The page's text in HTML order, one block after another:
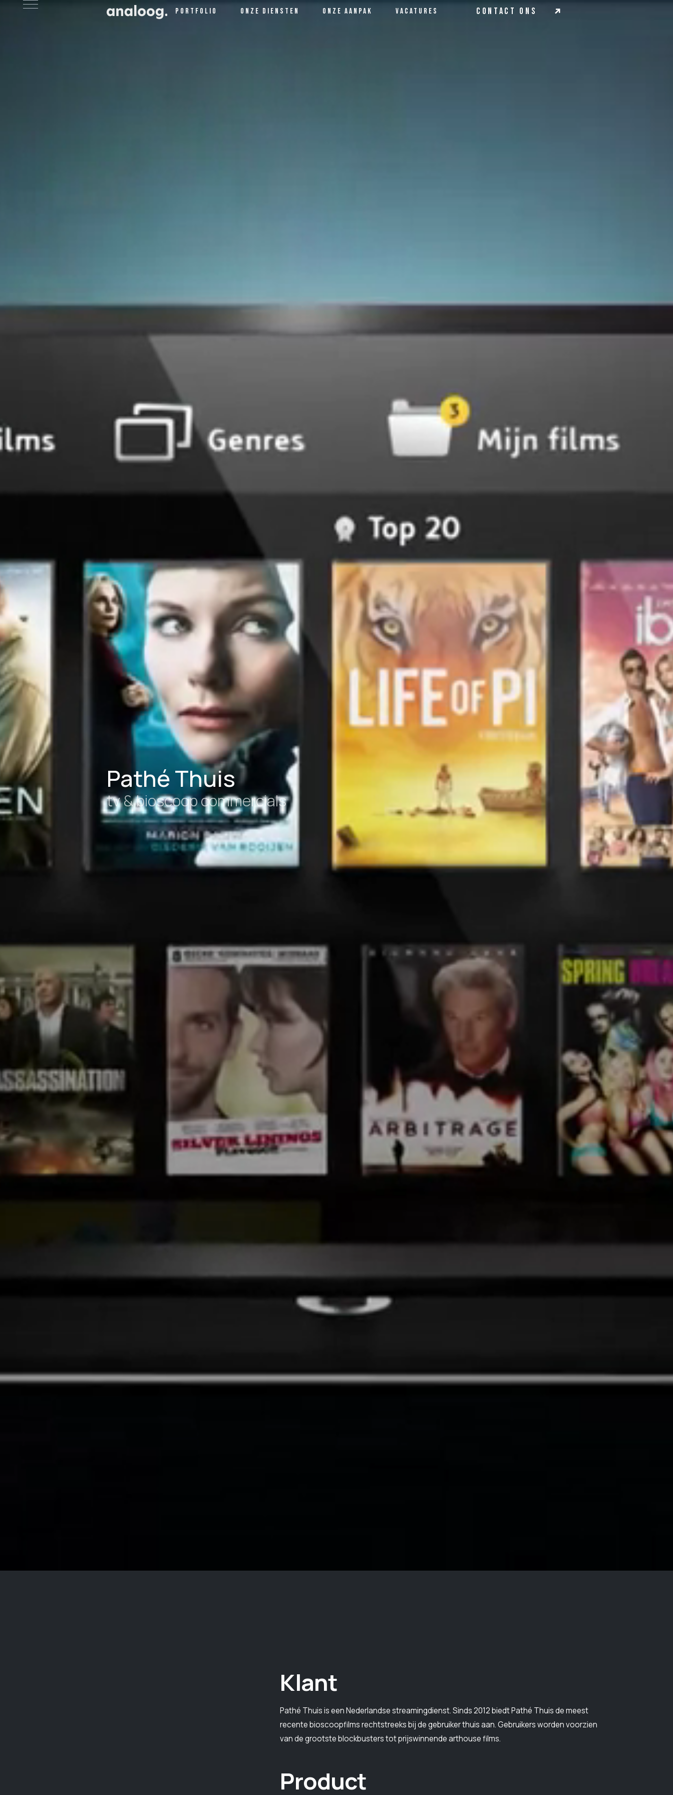
Portfolio onze diensten onze aanpak vacatures contact ons
Pathé Thuis
tv & bioscoop commercials
Klant
Pathé Thuis is een Nederlandse streamingdienst. Sinds 2012 biedt Pathé Thuis de meest
recente bioscoopfilms rechtstreeks bij de gebruiker thuis aan. Gebruikers worden voorzien
van de grootste blockbusters tot prijswinnende arthouse films.
Product